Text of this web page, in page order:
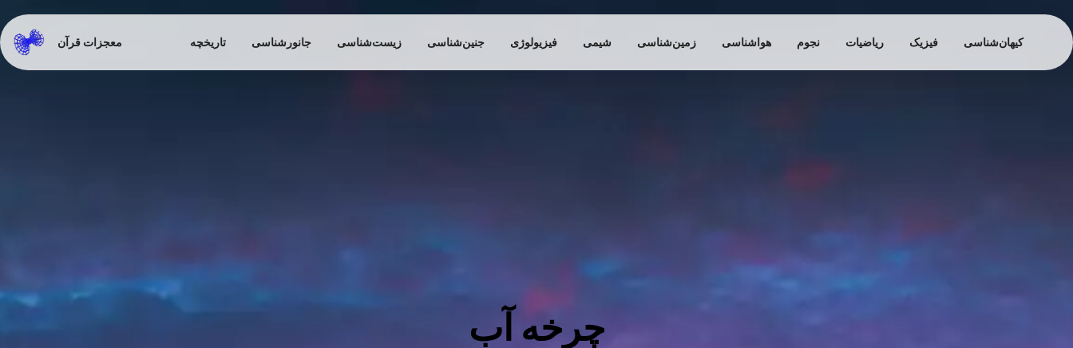
معجزات قرآن تاریخچه جانورشناسی زیست‌شناسی جنین‌شناسی فیزیولوژی شیمی زمین‌شناسی هواشناسی نجوم ریاضیات فیزیک کیهان‌شناسی
چرخه آب